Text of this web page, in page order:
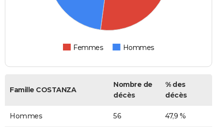
Femmes Hommes
Famille COSTANZA
Nombre de
décès
% des
décès
Hommes 56 47,9 %